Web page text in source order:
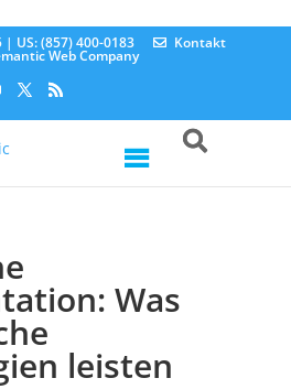
| US: (857) 400-0183 Kontakt
Web Company
Was
leisten